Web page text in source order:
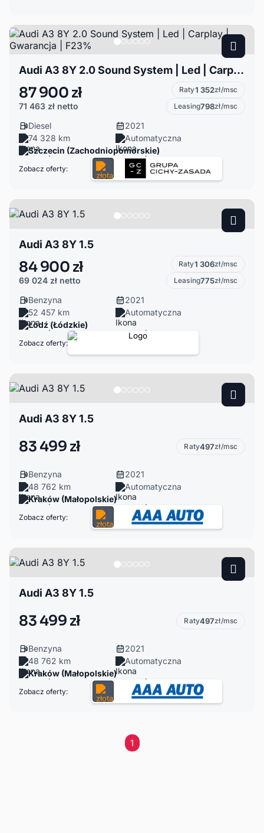
Audi A3 8Y 2.0 Sound System | Led | Carplay | Gwarancja | F23%
87 900 zł
71 463 zł netto
Raty1 352zł/msc
Leasing798zł/msc
Diesel
2021
74 328 km
Automatyczna
Szczecin (Zachodniopomorskie)
Zobacz oferty:
Audi A3 8Y 1.5
84 900 zł
69 024 zł netto
Raty1 306zł/msc
Leasing775zł/msc
Benzyna
2021
52 457 km
Automatyczna
Łódź (Łódzkie)
Zobacz oferty:
Audi A3 8Y 1.5
83 499 zł Raty497zł/msc
Benzyna
2021
48 762 km
Automatyczna
Kraków (Małopolskie)
Zobacz oferty:
Audi A3 8Y 1.5
83 499 zł Raty497zł/msc
Benzyna
2021
48 762 km
Automatyczna
Kraków (Małopolskie)
Zobacz oferty:
1